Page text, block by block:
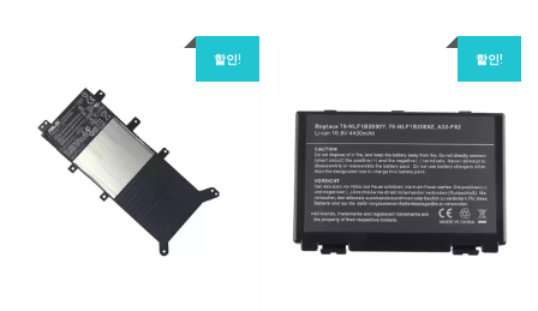
할인! 할인!